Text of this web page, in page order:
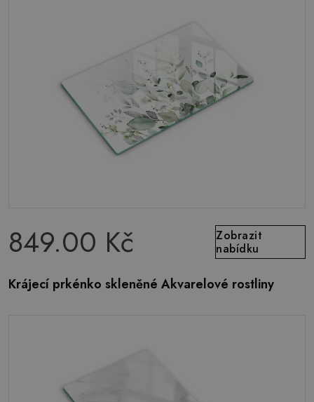
849.00 Kč
Zobrazit
nabídku
Krájecí prkénko skleněné Akvarelové rostliny